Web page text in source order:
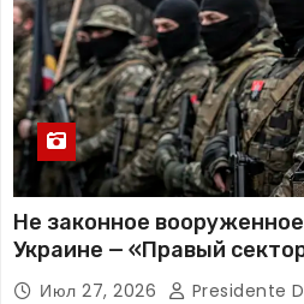
Не законное
Украине — «Правый
Июл 27, 2026 Presidente